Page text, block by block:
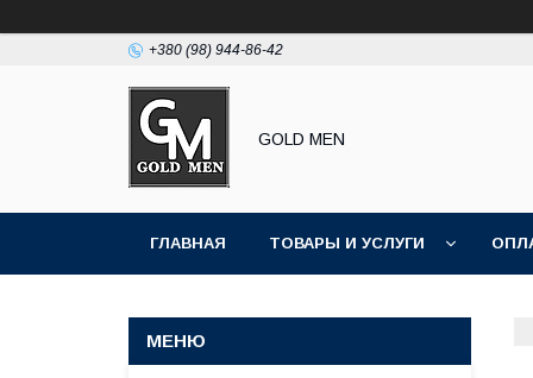
+380 (98) 944-86-42
GOLD MEN
ГЛАВНАЯ ТОВАРЫ И УСЛУГИ